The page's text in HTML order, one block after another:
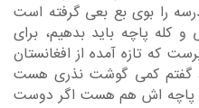
را بوی بع بعی گرفته است
کله پاچه باید بدهیم، برای
که تازه آمده از افغانستان
گفتم کمی گوشت نذری هست
پاچه اش هم هست اگر دوست